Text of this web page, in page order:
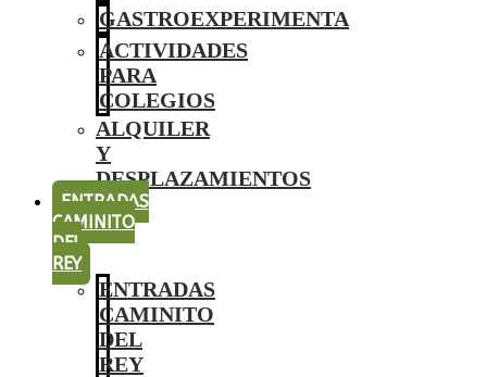
GASTROEXPERIMENTA
ACTIVIDADES
PARA
COLEGIOS
ALQUILER
Y
DESPLAZAMIENTOS
ENTRADAS
CAMINITO
DEL
REY
ENTRADAS
CAMINITO
DEL
REY